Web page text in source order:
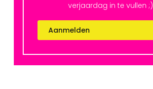
verjaardag in te vullen ;)
Aanmelden